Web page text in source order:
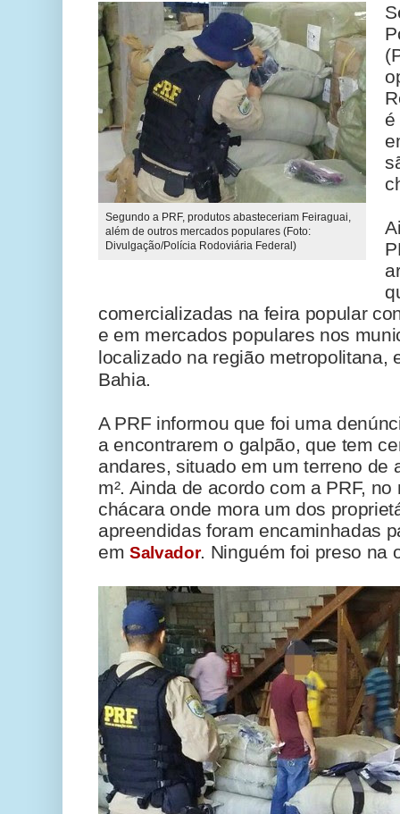
Segundo a PRF, produtos abasteceriam Feiraguai,
além de outros mercados populares (Foto:
Divulgação/Polícia Rodoviária Federal)
é
comercializadas na feira popular
e em mercados populares nos
localizado na região metropolitana,
Bahia.
A PRF informou que foi uma
a encontrarem o galpão, que tem
andares, situado em um terreno de
m². Ainda de acordo com a PRF,
chácara onde mora um dos
apreendidas foram encaminhadas
emSalvador. Ninguém foi preso na